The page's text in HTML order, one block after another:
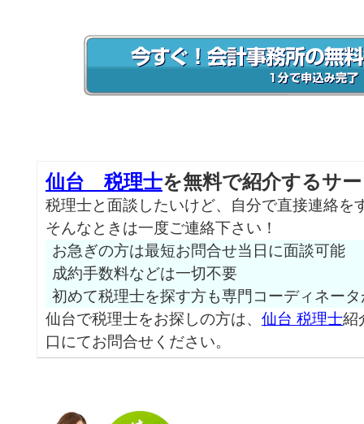
仙台 税理士を無料で紹介するサ
税理士と面談したいけど、自分で直接連絡を
そんなときは一度ご連絡下さい！
お急ぎの方は最短お問合せ当日に面談可能
成約手数料などは一切不要
初めて税理士を探す方も専門コーディネー
仙台で税理士をお探しの方は、 仙台 税理士紹
口にてお問合せください。